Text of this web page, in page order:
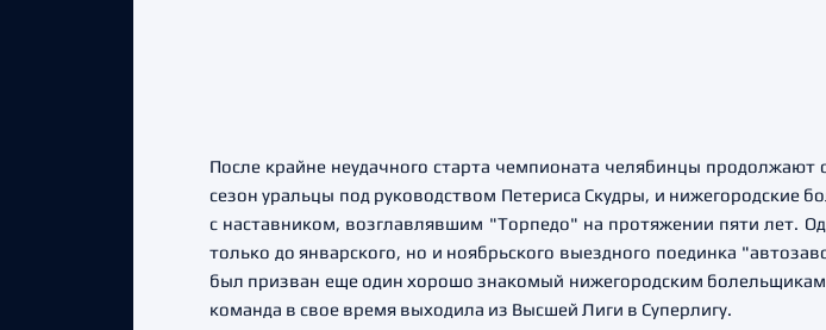
После крайне неудачного старта чемпионата челябинцы
сезон уральцы под руководством Петериса Скудры, и нижегородские
с наставником, возглавлявшим "Торпедо" на протяжении пяти лет.
только до январского, но и ноябрьского выездного поединка
был призван еще один хорошо знакомый нижегородским
команда в свое время выходила из Высшей Лиги в Суперлигу.